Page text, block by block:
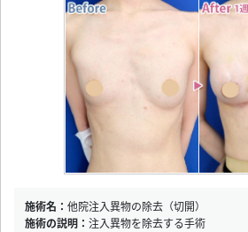
施術名： 他院注入異物の除去（切開）
施術の説明： 注入異物を除去する手術